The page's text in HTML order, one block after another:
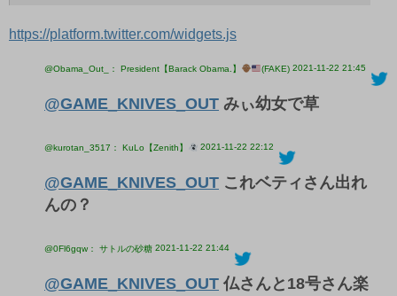
https://platform.twitter.com/widgets.js
@Obama_Out_： President【Barack Obama.】 (FAKE) 2021-11-22 21:45
@GAME_KNIVES_OUT みぃ幼女で草
@kurotan_3517： KuLo【Zenith】 2021-11-22 22:12
@GAME_KNIVES_OUT これベティさん出れ
んの？
@0Fl6gqw： サトルの砂糖 2021-11-22 21:44
@GAME_KNIVES_OUT 仏さんと18号さん楽